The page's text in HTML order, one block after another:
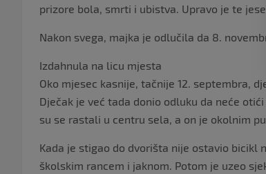
prizore bola, smrti i ubistva. Upravo je te
Nakon svega, majka je odlučila da 8.
Izdahnula na licu mjesta
Oko mjesec kasnije, tačnije 12. septembra,
Dječak je već tada donio odluku da neće
su se rastali u centru sela, a on je okolnim
Kada je stigao do dvorišta nije ostavio bicikl
školskim rancem i jaknom. Potom je uzeo